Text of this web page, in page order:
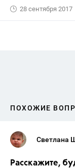
28 сентября 2017
ПОХОЖИЕ
Светлана
Расскажите,